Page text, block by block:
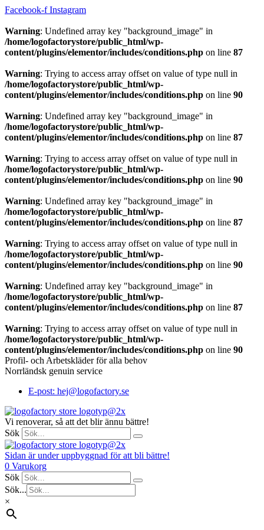
Hoppa
innehåll
Facebook-f Instagram
Warning: Undefined array key "background_image" in
/home/logofactorystore/public_html/wp-
content/plugins/elementor/includes/conditions.php on line 87
Warning: Trying to access array offset on value of type null in
/home/logofactorystore/public_html/wp-
content/plugins/elementor/includes/conditions.php on line 90
Warning: Undefined array key "background_image" in
/home/logofactorystore/public_html/wp-
content/plugins/elementor/includes/conditions.php on line 87
Warning: Trying to access array offset on value of type null in
/home/logofactorystore/public_html/wp-
content/plugins/elementor/includes/conditions.php on line 90
Warning: Undefined array key "background_image" in
/home/logofactorystore/public_html/wp-
content/plugins/elementor/includes/conditions.php on line 87
Warning: Trying to access array offset on value of type null in
/home/logofactorystore/public_html/wp-
content/plugins/elementor/includes/conditions.php on line 90
Warning: Undefined array key "background_image" in
/home/logofactorystore/public_html/wp-
content/plugins/elementor/includes/conditions.php on line 87
Warning: Trying to access array offset on value of type null in
/home/logofactorystore/public_html/wp-
content/plugins/elementor/includes/conditions.php on line 90
Profil- och Arbetskläder för alla behov
Norrländsk genuin service
E-post: hej@logofactory.se
Vi renoverar, så att det blir ännu bättre!
Sök
Sidan är under uppbyggnad för att bli bättre!
0 Varukorg
Sök
Sök...
×